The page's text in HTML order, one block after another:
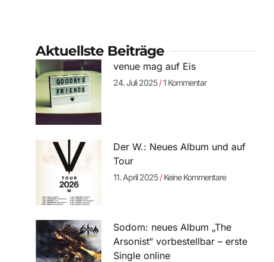
Aktuellste Beiträge
venue mag auf Eis
24. Juli 2025 1 Kommentar
Der W.: Neues Album und auf
Tour
11. April 2025 Keine Kommentare
Sodom: neues Album „The
Arsonist“ vorbestellbar – erste
Single online